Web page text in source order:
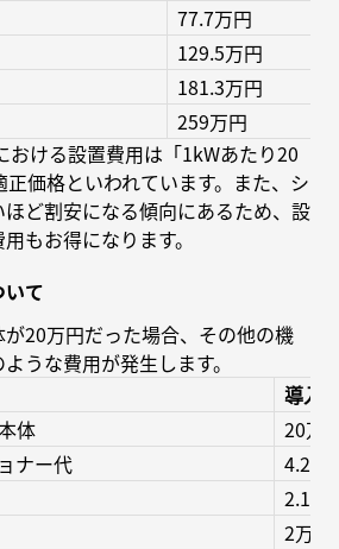
77.7万円
129.5万円
181.3万円
259万円
おける設置費用は「1kWあたり20
価格といわれています。また、シ
ど割安になる傾向にあるため、設
もお得になります。
て
20万円だった場合、その他の機
うな費用が発生します。
導入
体
20万
ナー代
4.2万
2.1万
2万円